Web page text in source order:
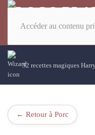
Accéder au contenu
32 recettes magiques
← Retour à Porc